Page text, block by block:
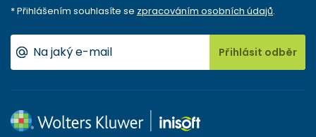
* Přihlášením souhlasíte se zpracováním osobních údajů.
Přihlásit odběr